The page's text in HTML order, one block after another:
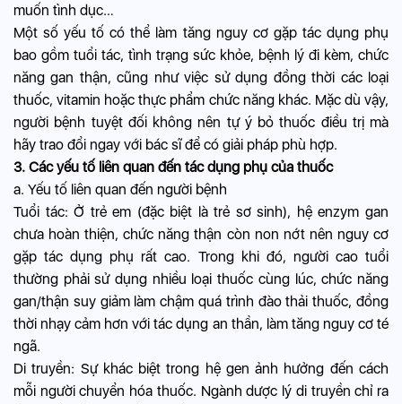
muốn tình dục…
Một số yếu tố có thể làm tăng nguy cơ gặp tác dụng phụ
bao gồm tuổi tác, tình trạng sức khỏe, bệnh lý đi kèm, chức
năng gan thận, cũng như việc sử dụng đồng thời các loại
thuốc, vitamin hoặc thực phẩm chức năng khác. Mặc dù vậy,
người bệnh tuyệt đối không nên tự ý bỏ thuốc điều trị mà
hãy trao đổi ngay với bác sĩ để có giải pháp phù hợp.
3. Các yếu tố liên quan đến tác dụng phụ của thuốc
a. Yếu tố liên quan đến người bệnh
Tuổi tác: Ở trẻ em (đặc biệt là trẻ sơ sinh), hệ enzym gan
chưa hoàn thiện, chức năng thận còn non nớt nên nguy cơ
gặp tác dụng phụ rất cao. Trong khi đó, người cao tuổi
thường phải sử dụng nhiều loại thuốc cùng lúc, chức năng
gan/thận suy giảm làm chậm quá trình đào thải thuốc, đồng
thời nhạy cảm hơn với tác dụng an thần, làm tăng nguy cơ té
ngã.
Di truyền: Sự khác biệt trong hệ gen ảnh hưởng đến cách
mỗi người chuyển hóa thuốc. Ngành dược lý di truyền chỉ ra